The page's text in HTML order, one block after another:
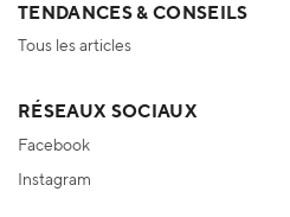
TENDANCES & CONSEILS
Tous les articles
RÉSEAUX SOCIAUX
Facebook
Instagram